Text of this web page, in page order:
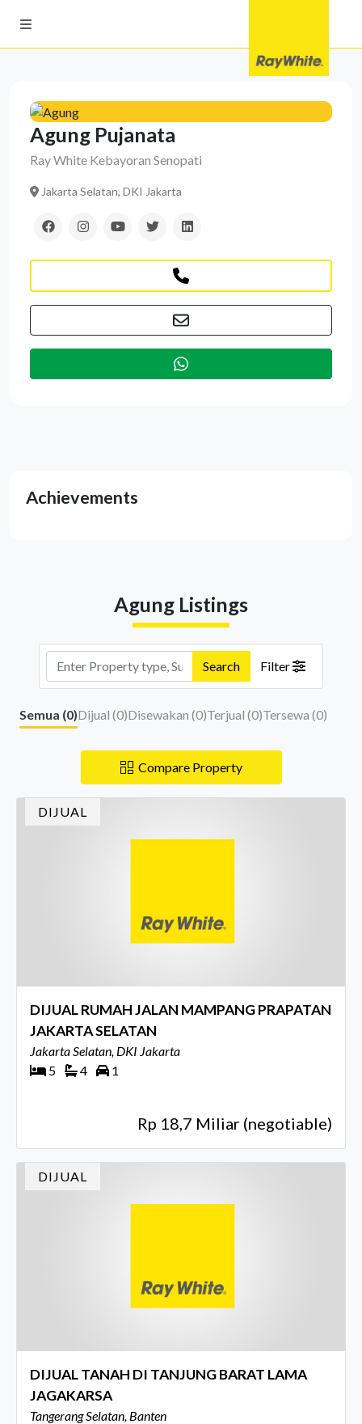
Agung Pujanata
Ray White Kebayoran Senopati
Jakarta Selatan, DKI Jakarta
Achievements
Agung Listings
Search Filter
Semua (0)Dijual (0)Disewakan (0)Terjual (0)Tersewa (0)
Compare Property
DIJUAL
DIJUAL RUMAH JALAN MAMPANG PRAPATAN
JAKARTA SELATAN
Jakarta Selatan, DKI Jakarta
5
4 1
Rp 18,7 Miliar (negotiable)
DIJUAL
DIJUAL TANAH DI TANJUNG BARAT LAMA
JAGAKARSA
Tangerang Selatan, Banten